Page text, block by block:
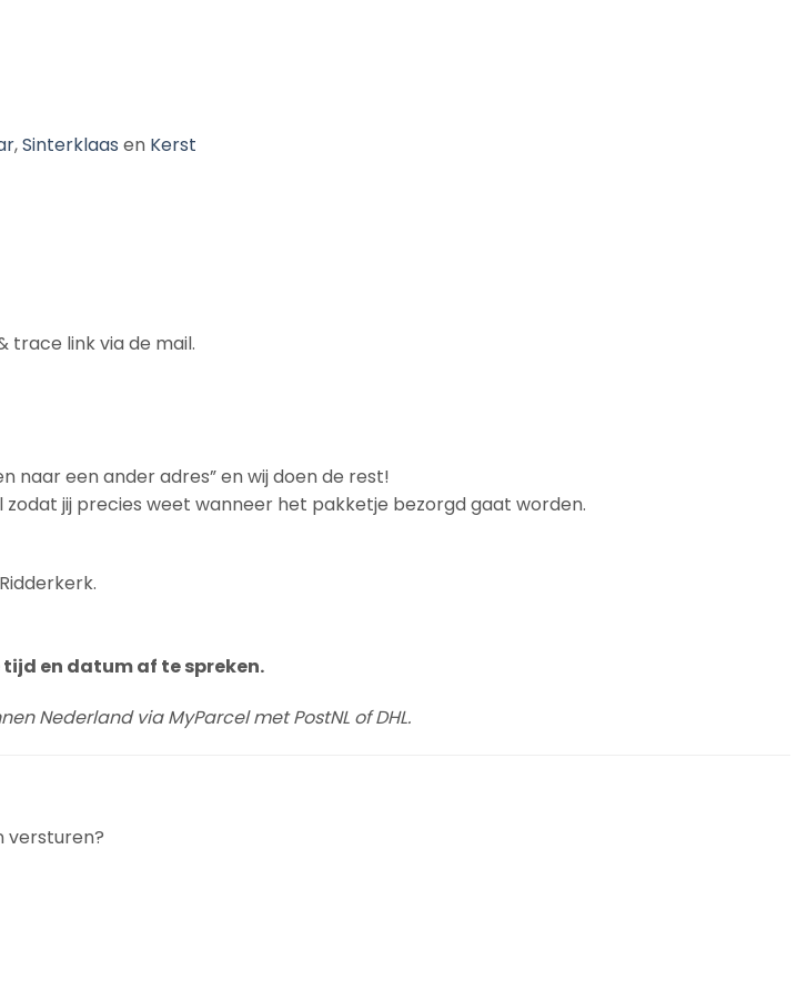
,Sinterklaas en Kerst
trace link via de mail.
naar een ander adres” en wij doen de rest!
jij precies weet wanneer het pakketje bezorgd gaat worden.
en datum af te spreken.
Nederland via MyParcel met PostNL of DHL.
versturen?